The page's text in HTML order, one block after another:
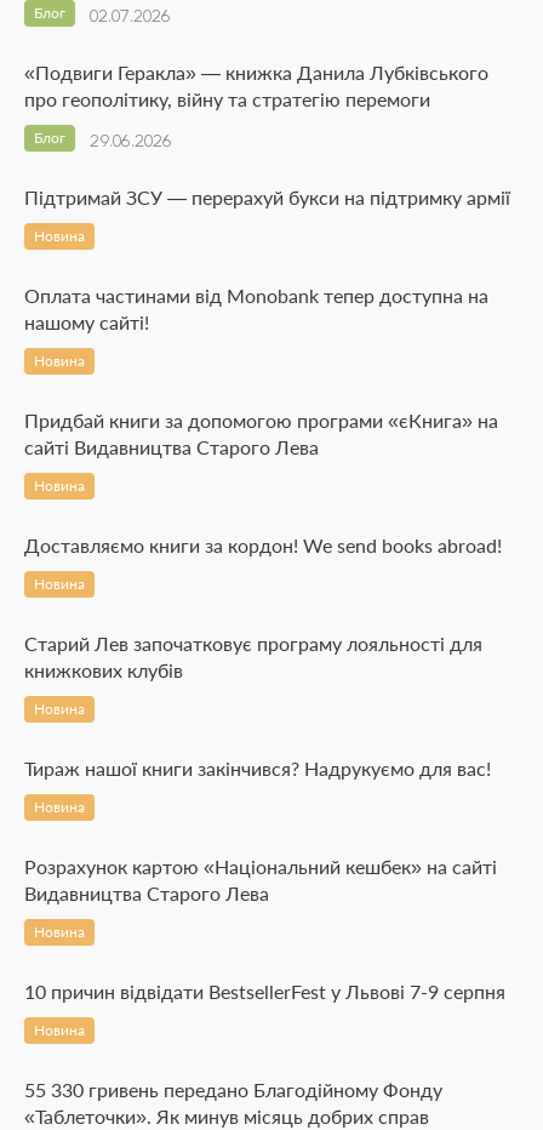
02.07.2026
Блог
«Подвиги Геракла» — книжка Данила Лубківського
про геополітику, війну та стратегію перемоги
29.06.2026
Блог
Підтримай ЗСУ — перерахуй букси на підтримку армії
Новина
Оплата частинами від Monobank тепер доступна на
нашому сайті!
Новина
Придбай книги за допомогою програми «єКнига» на
сайті Видавництва Старого Лева
Новина
Доставляємо книги за кордон! We send books abroad!
Новина
Старий Лев започатковує програму лояльності для
книжкових клубів
Новина
Тираж нашої книги закінчився? Надрукуємо для вас!
Новина
Розрахунок картою «Національний кешбек» на сайті
Видавництва Старого Лева
Новина
10 причин відвідати BestsellerFest у Львові 7-9 серпня
Новина
55 330 гривень передано Благодійному Фонду
«Таблеточки». Як минув місяць добрих справ